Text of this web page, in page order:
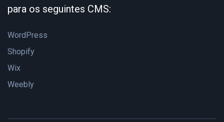
para os seguintes CMS:
WordPress
Shopify
Wix
Weebly